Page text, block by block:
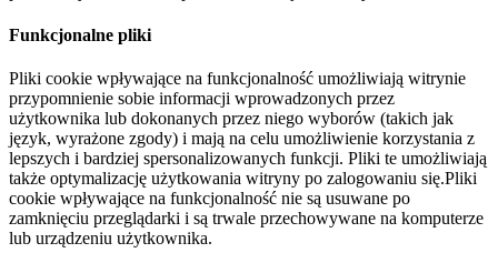
Funkcjonalne pliki
Pliki cookie wpływające na funkcjonalność umożliwiają witrynie
przypomnienie sobie informacji wprowadzonych przez
użytkownika lub dokonanych przez niego wyborów (takich jak
język, wyrażone zgody) i mają na celu umożliwienie korzystania z
lepszych i bardziej spersonalizowanych funkcji. Pliki te umożliwiają
także optymalizację użytkowania witryny po zalogowaniu się.Pliki
cookie wpływające na funkcjonalność nie są usuwane po
zamknięciu przeglądarki i są trwale przechowywane na komputerze
lub urządzeniu użytkownika.